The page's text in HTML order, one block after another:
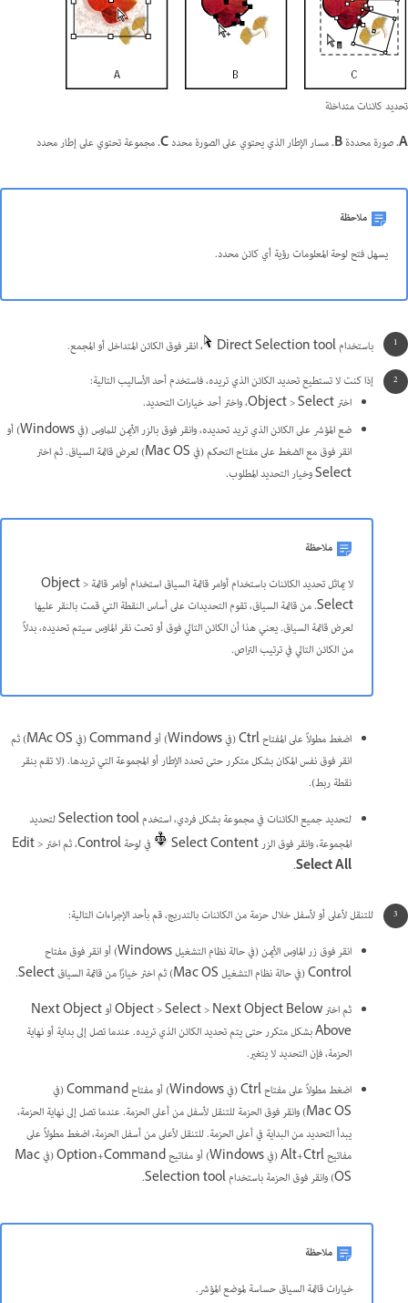
تحديد كائنات متداخلة
A. صورة محددةB. مسار الإطار الذي يحتوي على الصورة محددC. مجموعة تحتوي على إطار محدد
ملاحظة
يسهل فتح لوحة المعلومات رؤية أي كائن محدد.
باستخدام Direct Selection tool
، انقر فوق الكائن المتداخل أو المجمع.
إذا كنت لا تستطيع تحديد الكائن الذي تريده، فاستخدم أحد الأساليب التالية:
اختر Object > Select، واختر أحد خيارات التحديد.
ضع المؤشر على الكائن الذي تريد تحديده، وانقر فوق بالزر الأيمن للماوس (في Windows) أو
انقر فوق مع الضغط على مفتاح التحكم (في Mac OS) لعرض قائمة السياق. ثم اختر
Select وخيار التحديد المطلوب.
ملاحظة
لا يماثل تحديد الكائنات باستخدام أوامر قائمة السياق استخدام أوامر قائمة Object >
Select. من قائمة السياق، تقوم التحديدات على أساس النقطة التي قمت بالنقر عليها
لعرض قائمة السياق. يعني هذا أن الكائن التالي فوق أو تحت نقر الماوس سيتم تحديده، بدلاً
من الكائن التالي في ترتيب التراص.
اضغط مطولاً على المفتاح Ctrl (في Windows) أو Command (في MAc OS) ثم
انقر فوق نفس المكان بشكل متكرر حتى تحدد الإطار أو المجموعة التي تريدها. (لا تقم بنقر
نقطة ربط).
لتحديد جميع الكائنات في مجموعة بشكل فردي، استخدم Selection tool لتحديد
المجموعة، وانقر فوق الزر Select Content
في لوحة Control، ثم اختر Edit >
Select All
.
للتنقل لأعلى أو لأسفل خلال حزمة من الكائنات بالتدريج، قم بأحد الإجراءات التالية:
انقر فوق زر الماوس الأيمن (في حالة نظام التشغيل Windows) أو انقر فوق مفتاح
Control (في حالة نظام التشغيل Mac OS) ثم اختر خيارًا من قائمة السياق Select.
ثم اختر Object > Select > Next Object Below أو Next Object
Above بشكل متكرر حتى يتم تحديد الكائن الذي تريده. عندما تصل إلى بداية أو نهاية
الحزمة، فإن التحديد لا يتغير.
اضغط مطولاً على مفتاح Ctrl (في Windows) أو مفتاح Command (في
Mac OS) وانقر فوق الحزمة للتنقل لأسفل من أعلى الحزمة. عندما تصل إلى نهاية الحزمة،
يبدأ التحديد من البداية في أعلى الحزمة. للتنقل لأعلى من أسفل الحزمة، اضغط مطولاً على
مفاتيح Alt+Ctrl (في Windows) أو مفاتيح Option+Command (في Mac
OS) وانقر فوق الحزمة باستخدام Selection tool.
ملاحظة
خيارات قائمة السياق حساسة لموضع المؤشر.